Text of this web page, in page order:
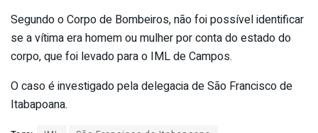
Segundo o Corpo de Bombeiros, não foi possível identificar
se a vítima era homem ou mulher por conta do estado do
corpo, que foi levado para o IML de Campos.
O caso é investigado pela delegacia de São Francisco de
Itabapoana.